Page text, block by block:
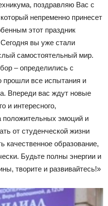
поздравляю Вас с
непременно принесет
этот праздник
вы уже стали
самостоятельный мир.
– определились с
все испытания и
Впереди вас ждут новые
и интересного,
эмоций и
от студенческой жизни
качественное образование,
Будьте полны энергии и
творите и развивайтесь!»